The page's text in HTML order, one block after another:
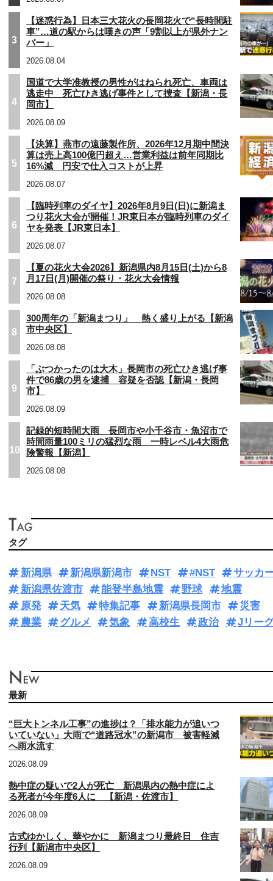
3
【迷惑行為】日本三大花火の長岡花火で“長時間駐
車”…道の駅からは嘆きの声「9割以上が県外ナン
バー」
2026.08.04
4
国道で大学准教授の男性がはねられ死亡、車両は
逃走中 死亡ひき逃げ事件として捜査【新潟・長
岡市】
2026.08.09
5
【決算】燕市の遠藤製作所、2026年12月期中間決
算は売上高100億円超え…営業利益は前年同期比
16%減 円安で仕入コストが上昇
2026.08.07
6
【臨時列車のダイヤ】2026年8月9日(日)に新潟ま
つり花火大会が開催！JR東日本が臨時列車のダイ
ヤを発表【JR東日本】
2026.08.07
7
【夏の花火大会2026】新潟県内8月15日(土)から8
月17日(月)開催の祭り・花火大会情報
2026.08.08
8
300周年の「新潟まつり」 熱く盛り上がる【新潟
市中央区】
2026.08.08
9
「ぶつかったのは大木」長岡市の死亡ひき逃げ事
件で86歳の男を逮捕 容疑を否認【新潟・長岡
市】
2026.08.09
10
記録的短時間大雨 長岡市や小千谷市・魚沼市で
時間雨量100ミリの猛烈な雨 一時レベル4大雨危
険警報【新潟】
2026.08.08
タグ
新潟県 新潟県新潟市 NST #NST
サッカ
新潟県佐渡市
能登半島地震 野球
地震
原発
天気 特集記事 新潟県長岡市
災害
農業
グルメ 気象 高校生 政治 Jリー
最新
“巨大トンネル工事”の進捗は？「排水能力が追いつ
いていない」大雨で“道路冠水”の新潟市 被害軽減
へ雨水流す
2026.08.09
熱中症の疑いで2人が死亡 新潟県内の熱中症によ
る死者が今年度6人に 【新潟・佐渡市】
2026.08.09
古式ゆかしく、華やかに 新潟まつり最終日 住吉
行列【新潟市中央区】
2026.08.09